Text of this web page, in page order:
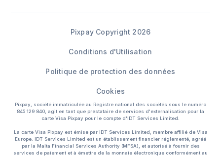
Pixpay Copyright 2026
Conditions d'Utilisation
Politique de protection des données
Cookies
Pixpay, société immatriculée au Registre national des sociétés sous le numéro
845 129 840, agit en tant que prestataire de services d'externalisation pour la
carte Visa Pixpay pour le compte d'IDT Services Limited.
La carte Visa Pixpay est émise par IDT Services Limited, membre affilié de Visa
Europe. IDT Services Limited est un établissement financier réglementé, agréé
par la Malta Financial Services Authority (MFSA), et autorisé à fournir des
services de paiement et à émettre de la monnaie électronique conformément au